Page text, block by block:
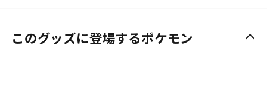
このグッズに登場するポケモン